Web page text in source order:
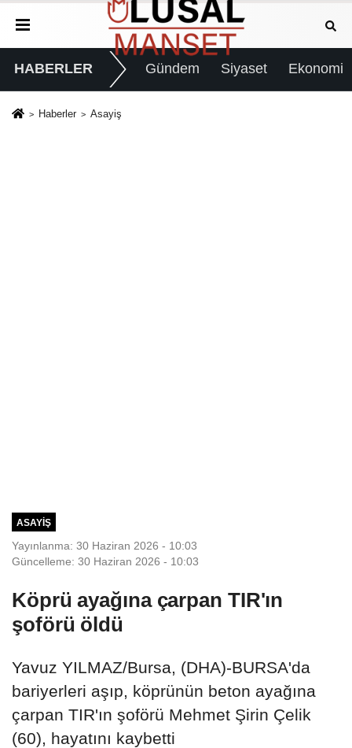
HABERLER Gündem Siyaset Ekonomi
Haberler Asayiş
ASAYIŞ
Yayınlanma: 30 Haziran 2026 - 10:03
Güncelleme: 30 Haziran 2026 - 10:03
Köprü ayağına çarpan TIR'ın
şoförü öldü
Yavuz YILMAZ/Bursa, (DHA)-BURSA'da
bariyerleri aşıp, köprünün beton ayağına
çarpan TIR'ın şoförü Mehmet Şirin Çelik
(60), hayatını kaybetti